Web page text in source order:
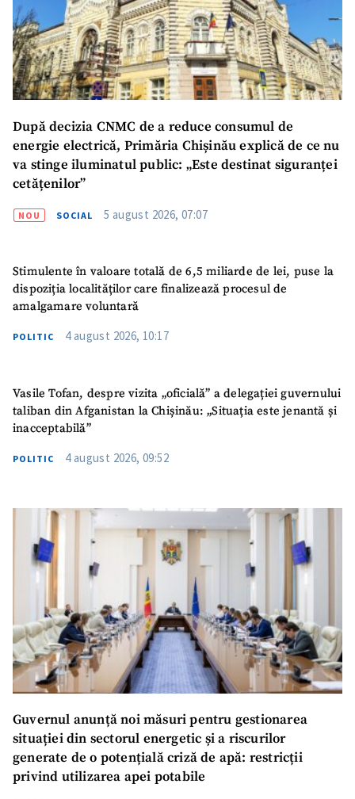
După decizia CNMC de a reduce consumul de
energie electrică, Primăria Chișinău explică de ce nu
va stinge iluminatul public: „Este destinat siguranței
cetățenilor”
NOU SOCIAL 5 august 2026, 07:07
Stimulente în valoare totală de 6,5 miliarde de lei, puse la
dispoziția localităților care finalizează procesul de
amalgamare voluntară
POLITIC 4 august 2026, 10:17
Vasile Tofan, despre vizita „oficială” a delegației guvernului
taliban din Afganistan la Chișinău: „Situația este jenantă și
inacceptabilă”
POLITIC 4 august 2026, 09:52
Guvernul anunță noi măsuri pentru gestionarea
situației din sectorul energetic și a riscurilor
generate de o potențială criză de apă: restricții
privind utilizarea apei potabile